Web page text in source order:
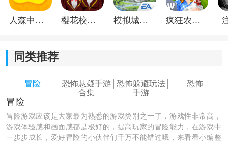
教室、柜子和掩体都能用来躲避追击，合理利用场景物
人森中文版 樱花校园模拟器1.048.00中文版 模拟城市我是巿长联机版 疯狂农场3美国派19
同类推荐
冒险
恐怖悬疑手游
合集
恐怖躲避玩法
手游
恐怖
冒险
冒险游戏应该是大家最为熟悉的游戏类别之一了，游戏性非常高，
游戏体验感和画面感都是极好的，提高玩家的冒险能力，在游戏中
一步步成长，爱好冒险的小伙伴们千万不能错过哦，来看看小编整